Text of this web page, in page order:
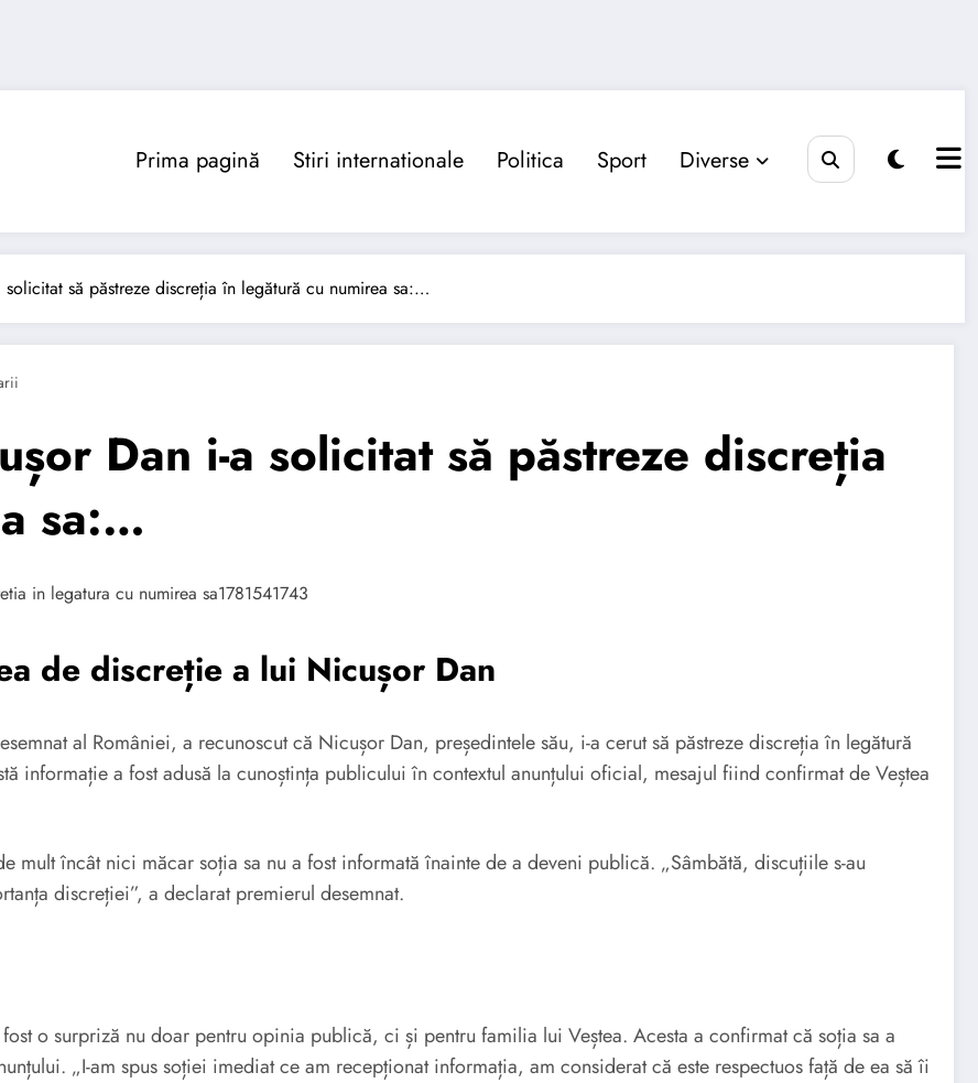
Prima pagină Stiri internationale Politica Sport Diverse
să păstreze discreția în legătură cu numirea sa:…
Dan i-a solicitat să păstreze discreția
sa:…
de discreție a lui Nicușor Dan
al României, a recunoscut că Nicușor Dan, președintele său, i-a cerut să păstreze discreția în legătură
informație a fost adusă la cunoștința publicului în contextul anunțului oficial, mesajul fiind confirmat de Veștea
mult încât nici măcar soția sa nu a fost informată înainte de a deveni publică. „Sâmbătă, discuțiile s-au
discreției”, a declarat premierul desemnat.
o surpriză nu doar pentru opinia publică, ci și pentru familia lui Veștea. Acesta a confirmat că soția sa a
„I-am spus soției imediat ce am recepționat informația, am considerat că este respectuos față de ea să îi